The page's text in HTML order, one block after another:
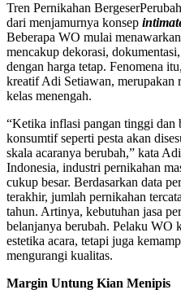
Tren Pernikahan
dari menjamurnya konsep
Beberapa WO mulai
mencakup dekorasi,
dengan harga tetap. Fenomena
kreatif Adi Setiawan, merupakan
kelas menengah.
“Ketika inflasi pangan tinggi dan
konsumtif seperti pesta akan
skala acaranya berubah,” kata
Indonesia, industri pernikahan
cukup besar. Berdasarkan data
terakhir, jumlah pernikahan
tahun. Artinya, kebutuhan jasa
belanjanya berubah. Pelaku WO
estetika acara, tetapi juga
mengurangi kualitas.
Margin Untung Kian Menipis